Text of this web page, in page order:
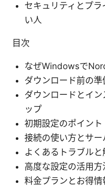
セキュリティとプ
い人
目次
なぜWindowsで
ダウンロード前の
ダウンロードとイ
ップ
初期設定のポイント
接続の使い方とサ
よくあるトラブルと
高度な設定の活用方
料金プランとお得情